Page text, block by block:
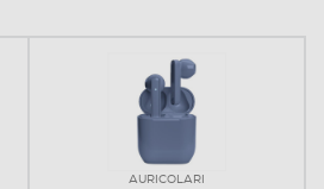
AURICOLARI